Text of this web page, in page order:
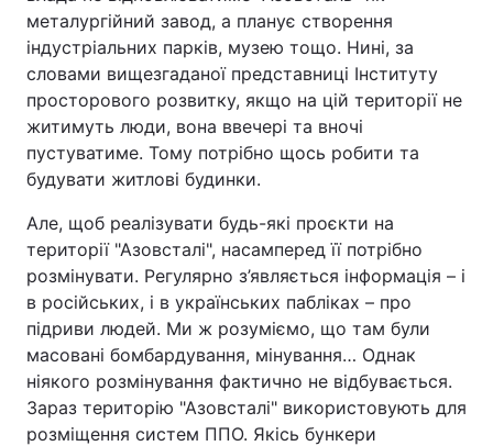
металургійний завод, а планує створення
індустріальних парків, музею тощо. Нині, за
словами вищезгаданої представниці Інституту
просторового розвитку, якщо на цій території не
житимуть люди, вона ввечері та вночі
пустуватиме. Тому потрібно щось робити та
будувати житлові будинки.
Але, щоб реалізувати будь-які проєкти на
території "Азовсталі", насамперед її потрібно
розмінувати. Регулярно з’являється інформація – і
в російських, і в українських пабліках – про
підриви людей. Ми ж розуміємо, що там були
масовані бомбардування, мінування… Однак
ніякого розмінування фактично не відбувається.
Зараз територію "Азовсталі" використовують для
розміщення систем ППО. Якісь бункери